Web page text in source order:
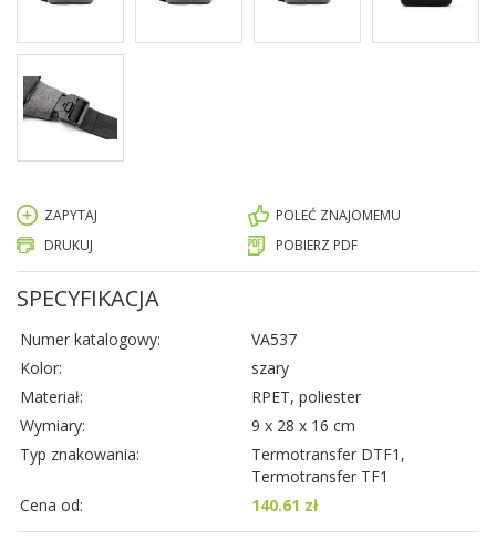
ZAPYTAJ
POLEĆ ZNAJOMEMU
DRUKUJ
POBIERZ PDF
SPECYFIKACJA
Numer katalogowy:
VA537
Kolor:
szary
Materiał:
RPET, poliester
Wymiary:
9 x 28 x 16 cm
Typ znakowania:
Termotransfer DTF1,
Termotransfer TF1
Cena od:
140.61 zł